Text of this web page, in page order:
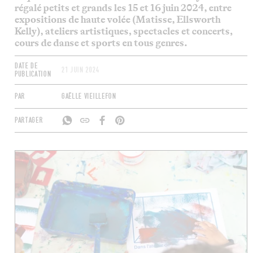
régalé petits et grands les 15 et 16 juin 2024, entre
expositions de haute volée (Matisse, Ellsworth
Kelly), ateliers artistiques, spectacles et concerts,
cours de danse et sports en tous genres.
DATE DE
PUBLICATION
21 JUIN 2024
PAR GAËLLE VIEILLEFON
PARTAGER